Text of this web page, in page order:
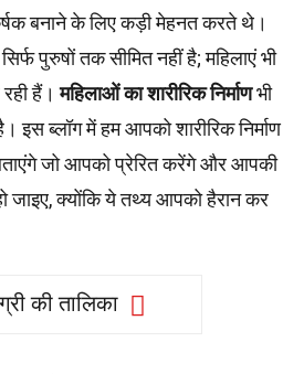
बनाने के लिए कड़ी मेहनत करते थे।
पुरुषों तक सीमित नहीं है; महिलाएं भी
हैं।महिलाओं का शारीरिक निर्माणभी
इस ब्लॉग में हम आपको शारीरिक निर्माण
जो आपको प्रेरित करेंगे और आपकी
जाइए, क्योंकि ये तथ्य आपको हैरान कर
की तालिका